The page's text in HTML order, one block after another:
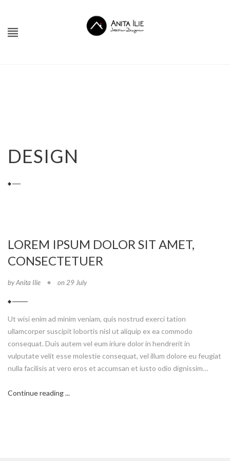
DESIGN
LOREM IPSUM DOLOR SIT AMET,
CONSECTETUER
by Anita Ilie on 29 July
Ut wisi enim ad minim veniam, quis nostrud exerci tation
ullamcorper suscipit lobortis nisl ut aliquip ex ea commodo
consequat. Duis autem vel eum iriure dolor in hendrerit in
vulputate velit esse molestie consequat, vel illum dolore eu feugiat
nulla facilisis at vero eros et accumsan et iusto odio dignissim…
Continue reading ...